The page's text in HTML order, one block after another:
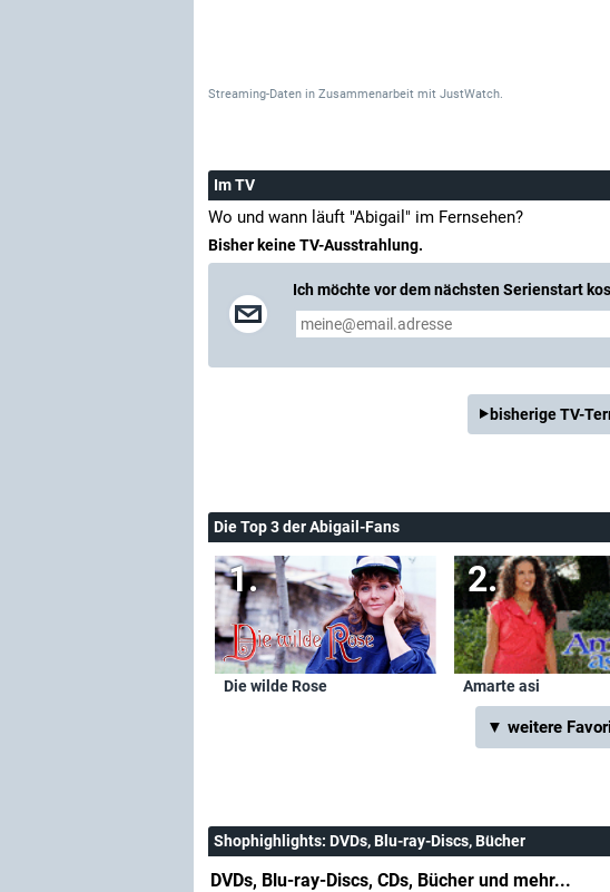
Streaming-Daten in Zusammenarbeit mit JustWatch.
Im TV
Wo und wann läuft "Abigail" im Fernsehen?
Bisher keine TV-Ausstrahlung.
Ich möchte vor dem nächsten Serienstart
bisherige TV-
Die Top 3 der Abigail-Fans
Die wilde Rose Amarte asi
▼ weitere
Shophighlights: DVDs, Blu-ray-Discs, Bücher
DVDs, Blu-ray-Discs, CDs, Bücher und mehr...